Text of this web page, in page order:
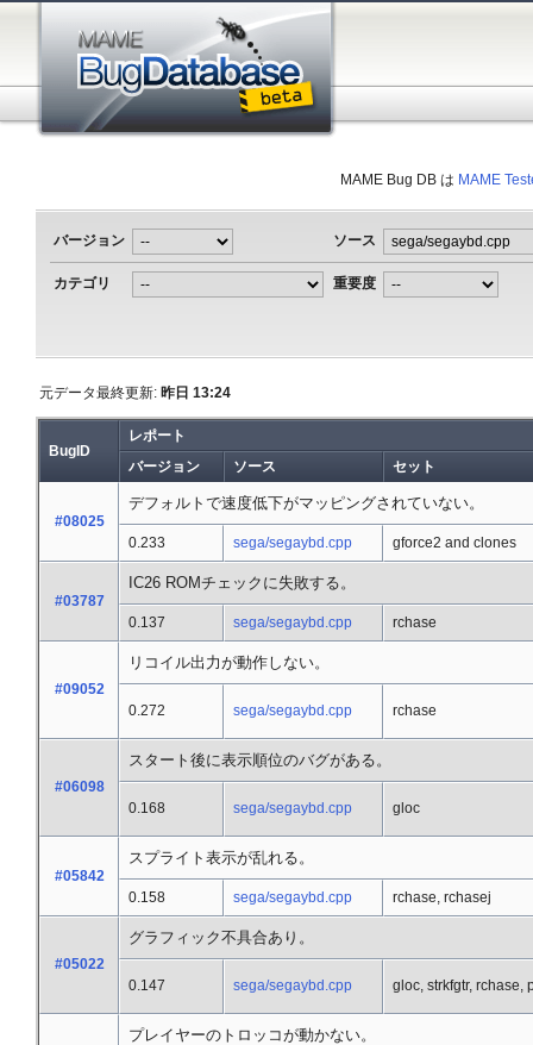
MAME Bug DB は MAME
バージョン ソース
カテゴリ 重要度
元データ最終更新: 昨日 13:24
BugID
レポート
バージョン
ソース セット
#08025
デフォルトで速度低下がマッピングされていない。
0.233 sega/segaybd.cpp gforce2 and clones
#03787
IC26 ROMチェックに失敗する。
0.137 sega/segaybd.cpp rchase
#09052
リコイル出力が動作しない。
0.272 sega/segaybd.cpp rchase
#06098
スタート後に表示順位のバグがある。
0.168 sega/segaybd.cpp gloc
#05842
スプライト表示が乱れる。
0.158 sega/segaybd.cpp rchase, rchasej
#05022
グラフィック不具合あり。
0.147 sega/segaybd.cpp gloc, strkfgtr, rchase,
プレイヤーのトロッコが動かない。